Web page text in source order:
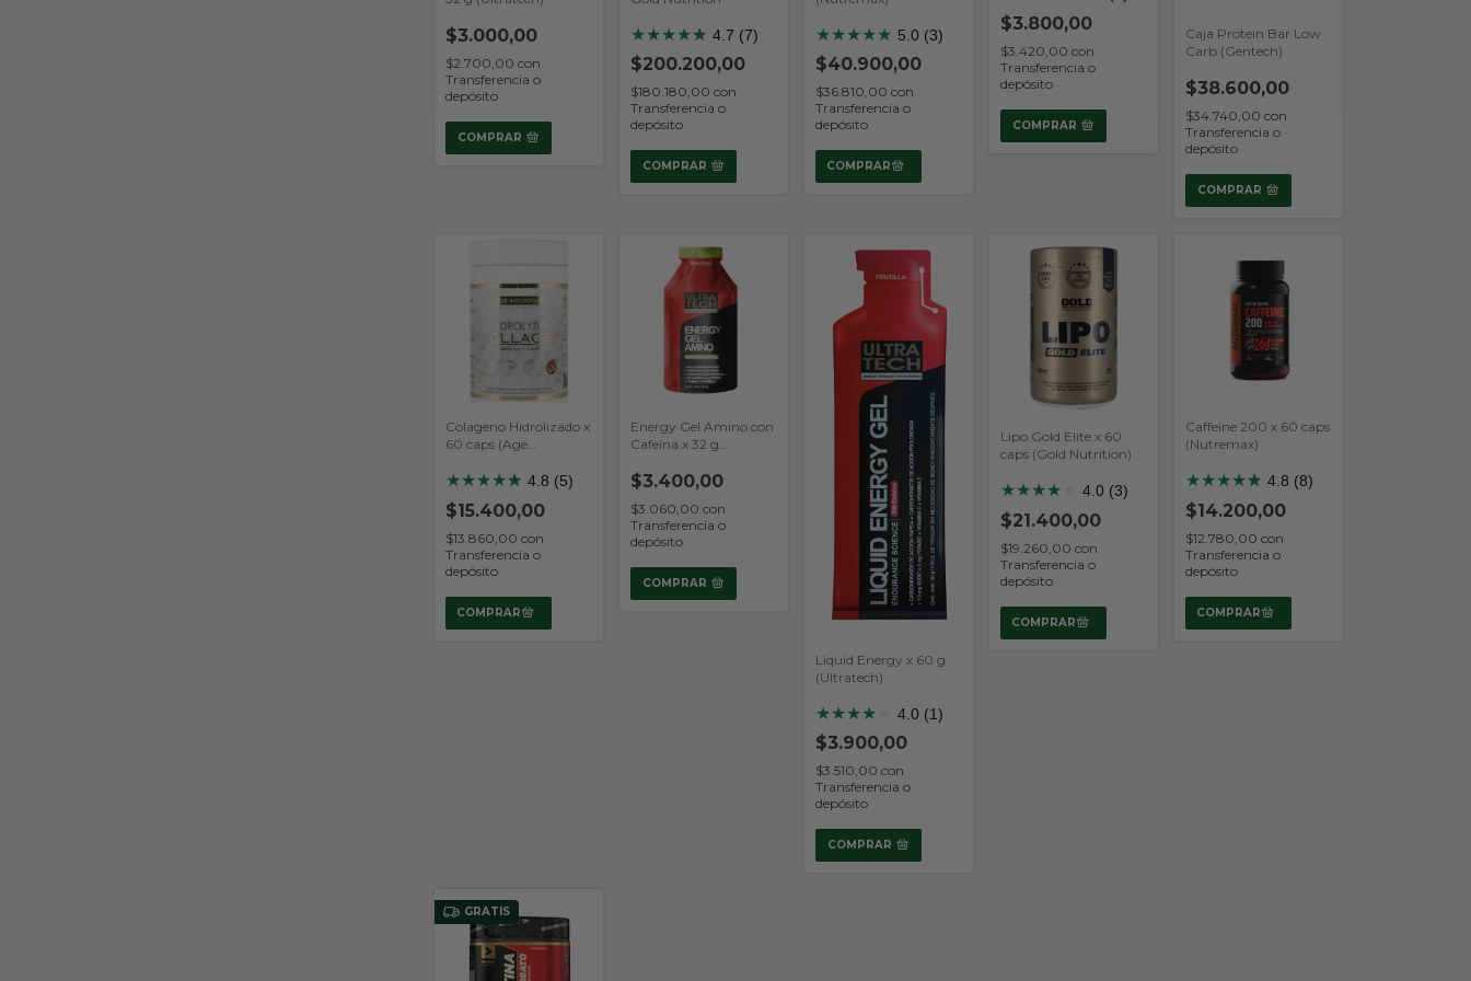
$3.000,00
$2.700,00 con
Transferencia o
depósito
COMPRAR
★★★★★
★ 4.7 (7)
$200.200,00
$180.180,00 con
Transferencia o
depósito
COMPRAR
★★★★★ 5.0 (3)
$40.900,00
$36.810,00 con
Transferencia o
depósito
$3.800,00
$3.420,00 con
Transferencia o
depósito
COMPRAR
Caja Protein Bar Low
Carb (Gentech)
$38.600,00
$34.740,00 con
Transferencia o
depósito
COMPRAR
Colageno Hidrolizado x
60 caps (Age
★★★★★
★ 4.8 (5)
$15.400,00
$13.860,00 con
Transferencia o
depósito
Energy Gel Amino con
Cafeína x 32 g
$3.400,00
$3.060,00 con
Transferencia o
depósito
COMPRAR
Liquid Energy x 60 g
(Ultratech)
★★★★ 4.0 (1)
$3.900,00
$3.510,00 con
Transferencia o
depósito
COMPRAR
Lipo Gold Elite x 60
caps (Gold Nutrition)
★★★★ 4.0 (3)
$21.400,00
$19.260,00 con
Transferencia o
depósito
Caffeine 200 x 60 caps
(Nutremax)
★★★★★
★ 4.8 (8)
$14.200,00
$12.780,00 con
Transferencia o
depósito
GRATIS